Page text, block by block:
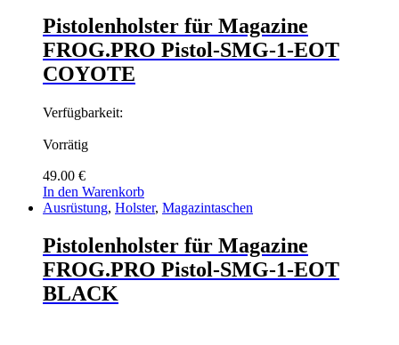
Pistolenholster für Magazine
FROG.PRO Pistol-SMG-1-EOT
COYOTE
Verfügbarkeit:
Vorrätig
49.00 €
In den Warenkorb
Ausrüstung, Holster, Magazintaschen
Pistolenholster für Magazine
FROG.PRO Pistol-SMG-1-EOT
BLACK